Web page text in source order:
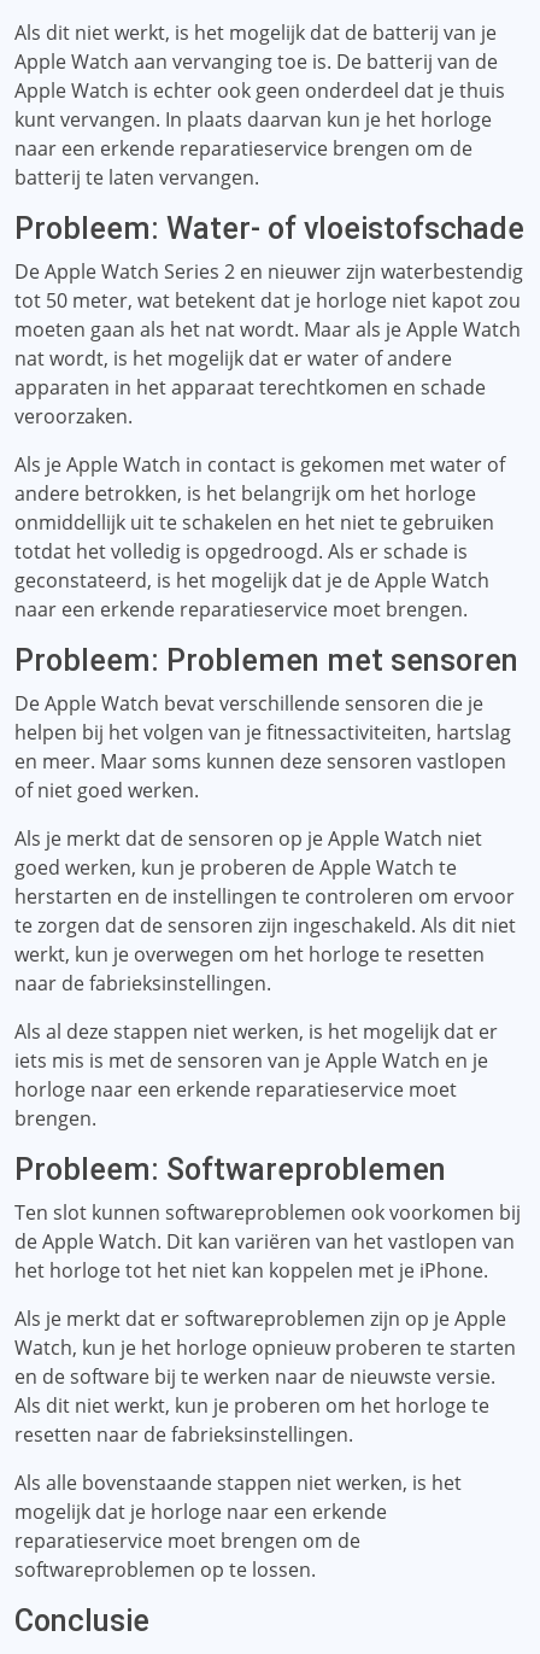
Als dit niet werkt, is het mogelijk dat de batterij van je
Apple Watch aan vervanging toe is. De batterij van de
Apple Watch is echter ook geen onderdeel dat je thuis
kunt vervangen. In plaats daarvan kun je het horloge
naar een erkende reparatieservice brengen om de
batterij te laten vervangen.
Probleem: Water- of vloeistofschade
De Apple Watch Series 2 en nieuwer zijn waterbestendig
tot 50 meter, wat betekent dat je horloge niet kapot zou
moeten gaan als het nat wordt. Maar als je Apple Watch
nat wordt, is het mogelijk dat er water of andere
apparaten in het apparaat terechtkomen en schade
veroorzaken.
Als je Apple Watch in contact is gekomen met water of
andere betrokken, is het belangrijk om het horloge
onmiddellijk uit te schakelen en het niet te gebruiken
totdat het volledig is opgedroogd. Als er schade is
geconstateerd, is het mogelijk dat je de Apple Watch
naar een erkende reparatieservice moet brengen.
Probleem: Problemen met sensoren
De Apple Watch bevat verschillende sensoren die je
helpen bij het volgen van je fitnessactiviteiten, hartslag
en meer. Maar soms kunnen deze sensoren vastlopen
of niet goed werken.
Als je merkt dat de sensoren op je Apple Watch niet
goed werken, kun je proberen de Apple Watch te
herstarten en de instellingen te controleren om ervoor
te zorgen dat de sensoren zijn ingeschakeld. Als dit niet
werkt, kun je overwegen om het horloge te resetten
naar de fabrieksinstellingen.
Als al deze stappen niet werken, is het mogelijk dat er
iets mis is met de sensoren van je Apple Watch en je
horloge naar een erkende reparatieservice moet
brengen.
Probleem: Softwareproblemen
Ten slot kunnen softwareproblemen ook voorkomen bij
de Apple Watch. Dit kan variëren van het vastlopen van
het horloge tot het niet kan koppelen met je iPhone.
Als je merkt dat er softwareproblemen zijn op je Apple
Watch, kun je het horloge opnieuw proberen te starten
en de software bij te werken naar de nieuwste versie.
Als dit niet werkt, kun je proberen om het horloge te
resetten naar de fabrieksinstellingen.
Als alle bovenstaande stappen niet werken, is het
mogelijk dat je horloge naar een erkende
reparatieservice moet brengen om de
softwareproblemen op te lossen.
Conclusie